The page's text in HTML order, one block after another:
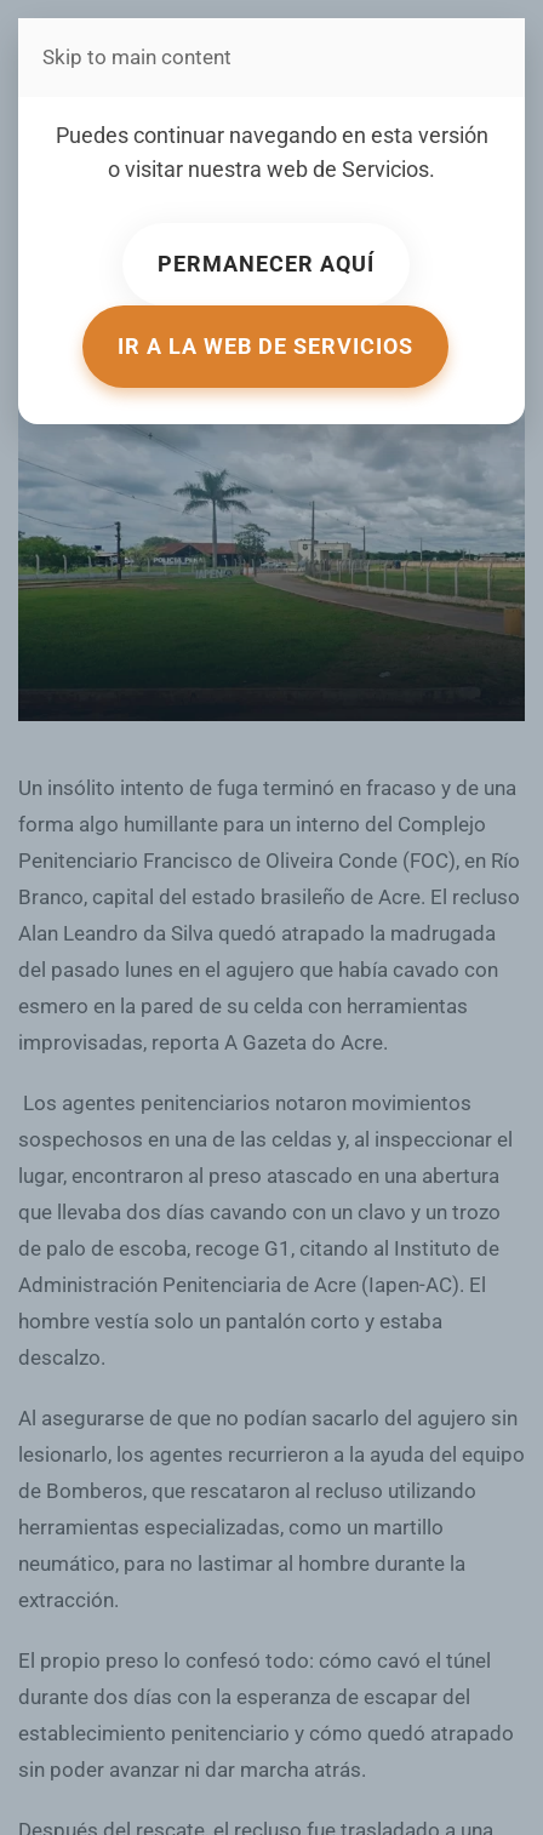
Estás en Telenord Medios
Puedes continuar navegando en esta versión
o visitar nuestra web de Servicios.
PERMANECER AQUÍ
IR A LA WEB DE SERVICIOS
Skip to main content
La fuga que terminó en
rescate: preso queda
cavó (FOTOS)
ESCRITO POR ACTUALIDAD.RT EL
. PUBLICADO
DE TODO UN POCO
Un insólito intento de fuga terminó en fracaso y de una
forma algo humillante para un interno del Complejo
Penitenciario Francisco de Oliveira Conde (FOC), en Río
Branco, capital del estado brasileño de Acre. El recluso
Alan Leandro da Silva quedó atrapado la madrugada
del pasado lunes en el agujero que había cavado con
esmero en la pared de su celda con herramientas
improvisadas, reporta A Gazeta do Acre.
Los agentes penitenciarios notaron movimientos
sospechosos en una de las celdas y, al inspeccionar el
lugar, encontraron al preso atascado en una abertura
que llevaba dos días cavando con un clavo y un trozo
de palo de escoba, recoge G1, citando al Instituto de
Administración Penitenciaria de Acre (Iapen-AC). El
hombre vestía solo un pantalón corto y estaba
descalzo.
Al asegurarse de que no podían sacarlo del agujero sin
lesionarlo, los agentes recurrieron a la ayuda del equipo
de Bomberos, que rescataron al recluso utilizando
herramientas especializadas, como un martillo
neumático, para no lastimar al hombre durante la
extracción.
El propio preso lo confesó todo: cómo cavó el túnel
durante dos días con la esperanza de escapar del
establecimiento penitenciario y cómo quedó atrapado
sin poder avanzar ni dar marcha atrás.
Después del rescate, el recluso fue trasladado a una